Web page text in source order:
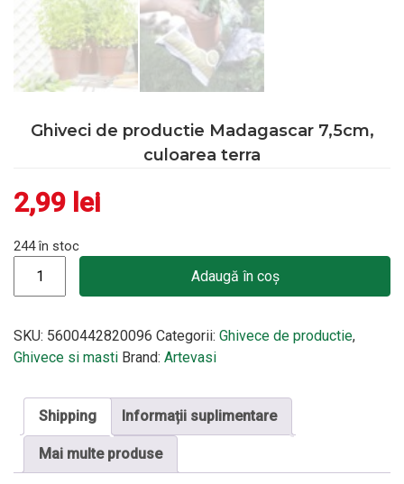
Ghiveci de productie Madagascar 7,5cm,
culoarea terra
2,99 lei
244 în stoc
Adaugă în coș
SKU: 5600442820096 Categorii: Ghivece de productie,
Ghivece si masti Brand: Artevasi
Shipping Informații suplimentare
Mai multe produse